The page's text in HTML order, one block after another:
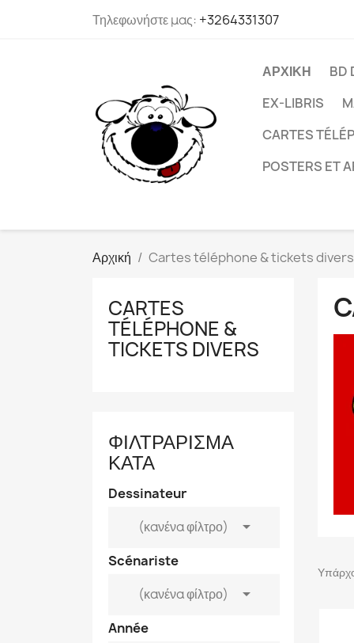
Τηλεφωνήστε μας: +3264331307
ΑΡΧΙΚΉ
BD
EX-LIBRIS
CARTES
POSTERS ET
Αρχική Cartes téléphone & tickets divers
CARTES
TÉLÉPHONE &
TICKETS DIVERS
ΦΙΛΤΡΆΡΙΣΜΑ
ΚΑΤΆ
Dessinateur
(κανένα φίλτρο)

Scénariste
(κανένα φίλτρο)

Année